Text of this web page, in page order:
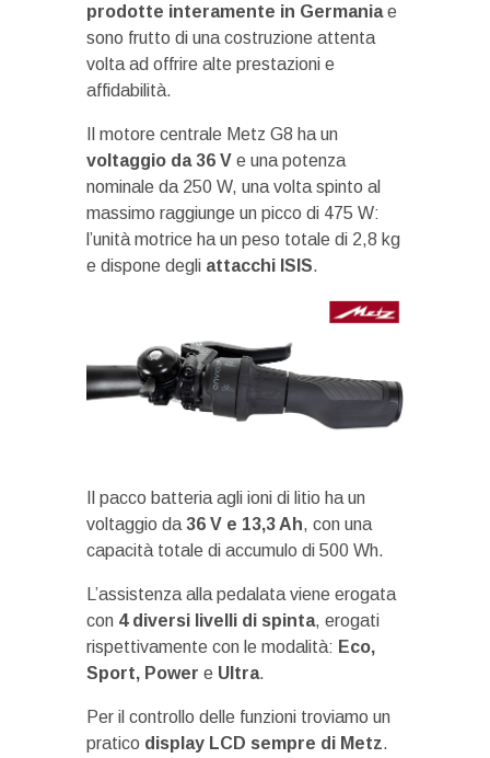
prodotte interamente in Germaniae
sono frutto di una costruzione attenta
volta ad offrire alte prestazioni e
affidabilità.
Il motore centrale Metz G8 ha un
voltaggio da 36 V e una potenza
nominale da 250 W, una volta spinto al
massimo raggiunge un picco di 475 W:
l’unità motrice ha un peso totale di 2,8 kg
e dispone degli attacchi ISIS.
Il pacco batteria agli ioni di litio ha un
voltaggio da 36 V e 13,3 Ah, con una
capacità totale di accumulo di 500 Wh.
L’assistenza alla pedalata viene erogata
con 4 diversi livelli di spinta, erogati
rispettivamente con le modalità: Eco,
Sport, Power e Ultra.
Per il controllo delle funzioni troviamo un
pratico display LCD sempre di Metz.